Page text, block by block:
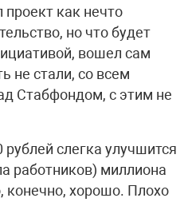
как нечто
но что будет
вошел сам
не стали, со всем
Стабфондом, с этим не
слегка улучшится
работников) миллиона
конечно, хорошо. Плохо